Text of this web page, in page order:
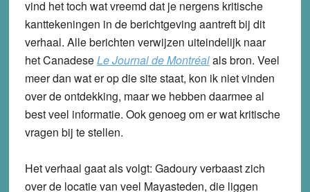
vind het toch wat vreemd dat je nergens kritische
kanttekeningen in de berichtgeving aantreft bij dit
verhaal. Alle berichten verwijzen uiteindelijk naar
het CanadeseLe Journal de Montréalals bron. Veel
meer dan wat er op die site staat, kon ik niet vinden
over de ontdekking, maar we hebben daarmee al
best veel informatie. Ook genoeg om er wat kritische
vragen bij te stellen.
Het verhaal gaat als volgt: Gadoury verbaast zich
over de locatie van veel Mayasteden, die liggen